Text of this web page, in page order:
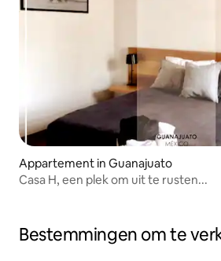
Appartement in Guanajuato
Casa H, een plek om uit te rusten...
Bestemmingen om te